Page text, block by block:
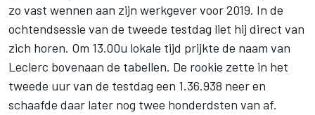
zo vast wennen aan zijn werkgever voor 2019. In de
ochtendsessie van de tweede testdag liet hij direct van
zich horen. Om 13.00u lokale tijd prijkte de naam van
Leclerc bovenaan de tabellen. De rookie zette in het
tweede uur van de testdag een 1.36.938 neer en
schaafde daar later nog twee honderdsten van af.